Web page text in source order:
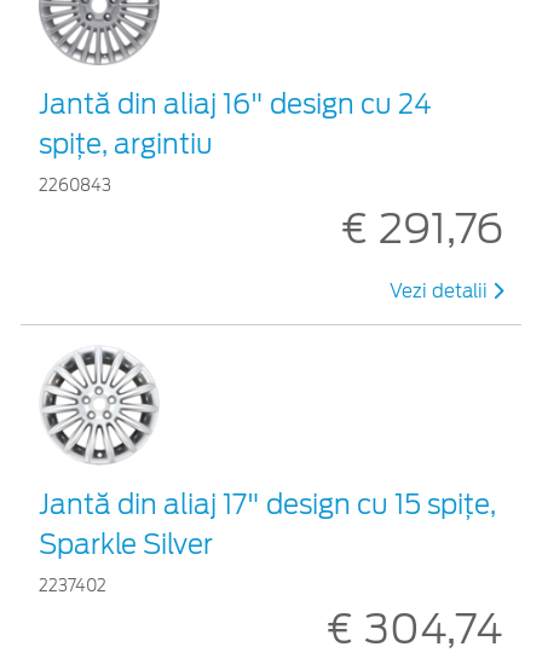
Jantă din aliaj 16" design cu 24
spiţe, argintiu
2260843
€ 291,76
Vezi detalii
Jantă din aliaj 17" design cu 15 spiţe,
Sparkle Silver
2237402
€ 304,74